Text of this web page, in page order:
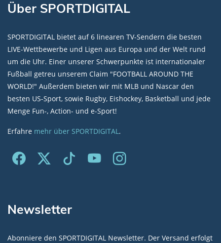
Über SPORTDIGITAL
SPORTDIGITAL bietet auf 6 linearen TV-Sendern die besten
LIVE-Wettbewerbe und Ligen aus Europa und der Welt rund
um die Uhr. Einer unserer Schwerpunkte ist internationaler
Fußball getreu unserem Claim "FOOTBALL AROUND THE
WORLD!" Außerdem bieten wir mit MLB und Nascar den
besten US-Sport, sowie Rugby, Eishockey, Basketball und jede
Menge Fun-, Action- und e-Sport!
Erfahre mehr über SPORTDIGITAL.
Newsletter
Abonniere den SPORTDIGITAL Newsletter. Der Versand erfolgt